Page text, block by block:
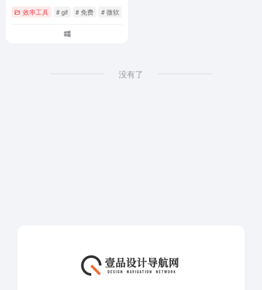
效率工具 # gif # 免费 # 微软
没有了